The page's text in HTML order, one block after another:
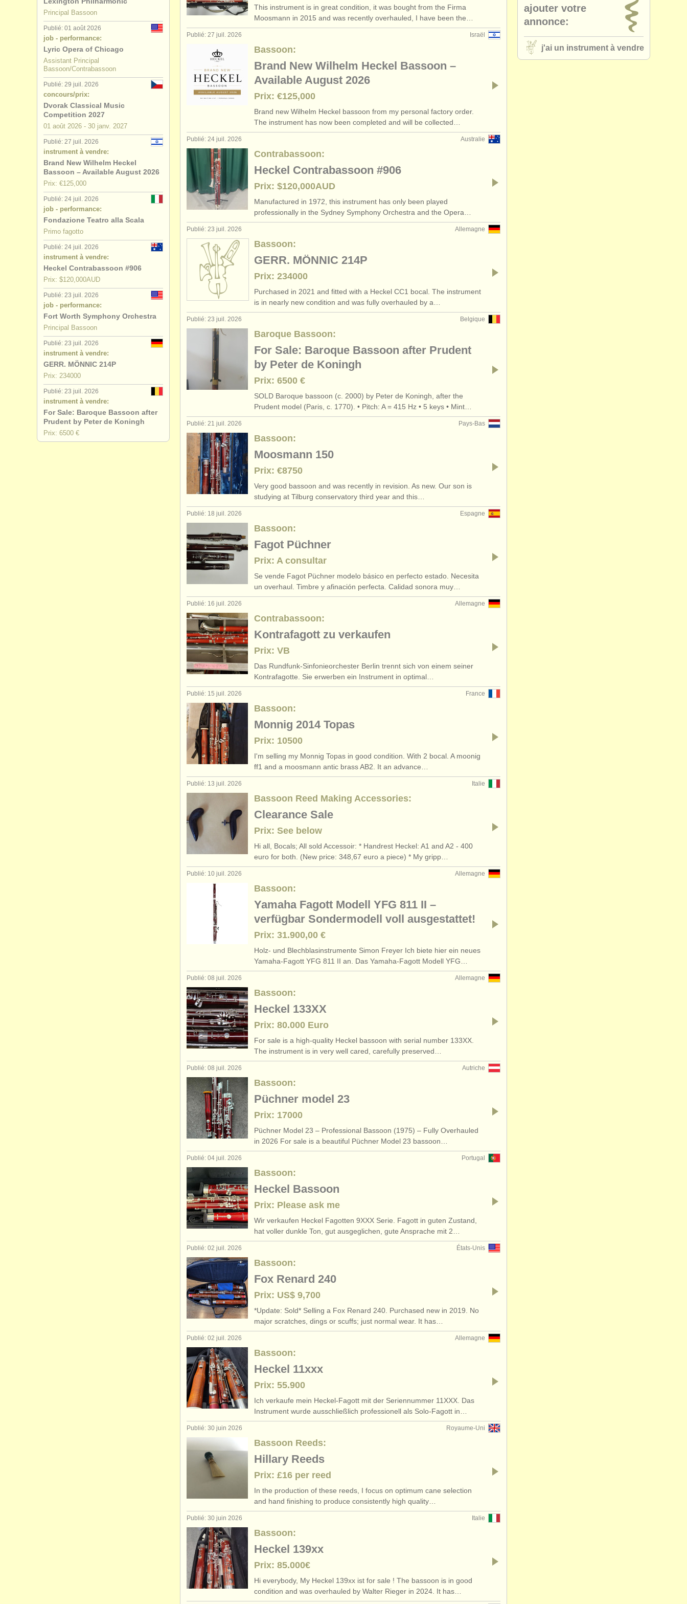
degree courses: baroque bassoon (1)
concours de basson
basson perdu
bassoon crook /
classical bassoon (4)
baroque bassoon
bassoon reed making accessories (3)
This instrument is in great condition, it was bought from the Firma
Moosmann in 2015 and was recently overhauled, I have been the…
Israël
Publié: 27 juil. 2026
Bassoon:
Brand New Wilhelm Heckel Bassoon –
Available August 2026
Prix: €125,000
Brand new Wilhelm Heckel bassoon from my personal factory order.
The instrument has now been completed and will be collected…
Australie
Publié: 24 juil. 2026
Contrabassoon:
Heckel Contrabassoon #906
Prix: $120,000AUD
Manufactured in 1972, this instrument has only been played
professionally in the Sydney Symphony Orchestra and the Opera…
Allemagne
Publié: 23 juil. 2026
Bassoon:
GERR. MÖNNIC 214P
Prix: 234000
Purchased in 2021 and fitted with a Heckel CC1 bocal. The instrument
is in nearly new condition and was fully overhauled by a…
Belgique
Publié: 23 juil. 2026
Baroque Bassoon:
For Sale: Baroque Bassoon after Prudent
by Peter de Koningh
Prix: 6500 €
SOLD Baroque bassoon (c. 2000) by Peter de Koningh, after the
Prudent model (Paris, c. 1770). • Pitch: A = 415 Hz • 5 keys • Mint…
Pays-Bas
Publié: 21 juil. 2026
Bassoon:
Moosmann 150
Prix: €8750
Very good bassoon and was recently in revision. As new. Our son is
studying at Tilburg conservatory third year and this…
Espagne
Publié: 18 juil. 2026
Bassoon:
Fagot Püchner
Prix: A consultar
Se vende Fagot Püchner modelo básico en perfecto estado. Necesita
un overhaul. Timbre y afinación perfecta. Calidad sonora muy…
Allemagne
Publié: 16 juil. 2026
Contrabassoon:
Kontrafagott zu verkaufen
Prix: VB
Das Rundfunk-Sinfonieorchester Berlin trennt sich von einem seiner
Kontrafagotte. Sie erwerben ein Instrument in optimal…
France
Publié: 15 juil. 2026
Bassoon:
Monnig 2014 Topas
Prix: 10500
I'm selling my Monnig Topas in good condition. With 2 bocal. A moonig
ff1 and a moosmann antic brass AB2. It an advance…
Italie
Publié: 13 juil. 2026
Bassoon Reed Making Accessories:
Clearance Sale
Prix: See below
Hi all, Bocals; All sold Accessoir: * Handrest Heckel: A1 and A2 - 400
euro for both. (New price: 348,67 euro a piece) * My gripp…
Allemagne
Publié: 10 juil. 2026
Bassoon:
Yamaha Fagott Modell YFG 811 II –
verfügbar Sondermodell voll ausgestattet!
Prix: 31.900,00 €
Holz- und Blechblasinstrumente Simon Freyer Ich biete hier ein neues
Yamaha-Fagott YFG 811 II an. Das Yamaha-Fagott Modell YFG…
Allemagne
Publié: 08 juil. 2026
Bassoon:
Heckel 133XX
Prix: 80.000 Euro
For sale is a high-quality Heckel bassoon with serial number 133XX.
The instrument is in very well cared, carefully preserved…
Autriche
Publié: 08 juil. 2026
Bassoon:
Püchner model 23
Prix: 17000
Püchner Model 23 – Professional Bassoon (1975) – Fully Overhauled
in 2026 For sale is a beautiful Püchner Model 23 bassoon…
Portugal
Publié: 04 juil. 2026
Bassoon:
Heckel Bassoon
Prix: Please ask me
Wir verkaufen Heckel Fagotten 9XXX Serie. Fagott in guten Zustand,
hat voller dunkle Ton, gut ausgeglichen, gute Ansprache mit 2…
États-Unis
Publié: 02 juil. 2026
Bassoon:
Fox Renard 240
Prix: US$ 9,700
*Update: Sold* Selling a Fox Renard 240. Purchased new in 2019. No
major scratches, dings or scuffs; just normal wear. It has…
Allemagne
Publié: 02 juil. 2026
Bassoon:
Heckel 11xxx
Prix: 55.900
Ich verkaufe mein Heckel-Fagott mit der Seriennummer 11XXX. Das
Instrument wurde ausschließlich professionell als Solo-Fagott in…
Royaume-Uni
Publié: 30 juin 2026
Bassoon Reeds:
Hillary Reeds
Prix: £16 per reed
In the production of these reeds, I focus on optimum cane selection
and hand finishing to produce consistently high quality…
Italie
Publié: 30 juin 2026
Bassoon:
Heckel 139xx
Prix: 85.000€
Hi everybody, My Heckel 139xx ist for sale ! The bassoon is in good
condition and was overhauled by Walter Rieger in 2024. It has…
Principal Bassoon
Publié: 01 août 2026
job - performance:
Lyric Opera of Chicago
Assistant Principal
Bassoon/Contrabassoon
Publié: 29 juil. 2026
concours/prix:
Dvorak Classical Music
Competition 2027
01 août 2026 - 30 janv. 2027
Publié: 27 juil. 2026
instrument à vendre:
Brand New Wilhelm Heckel
Bassoon – Available August 2026
Prix: €125,000
Publié: 24 juil. 2026
job - performance:
Fondazione Teatro alla Scala
Primo fagotto
Publié: 24 juil. 2026
instrument à vendre:
Heckel Contrabassoon #906
Prix: $120,000AUD
Publié: 23 juil. 2026
job - performance:
Fort Worth Symphony Orchestra
Principal Bassoon
Publié: 23 juil. 2026
instrument à vendre:
GERR. MÖNNIC 214P
Prix: 234000
Publié: 23 juil. 2026
instrument à vendre:
For Sale: Baroque Bassoon after
Prudent by Peter de Koningh
Prix: 6500 €
ajouter votre
annonce:
j'ai un instrument à vendre